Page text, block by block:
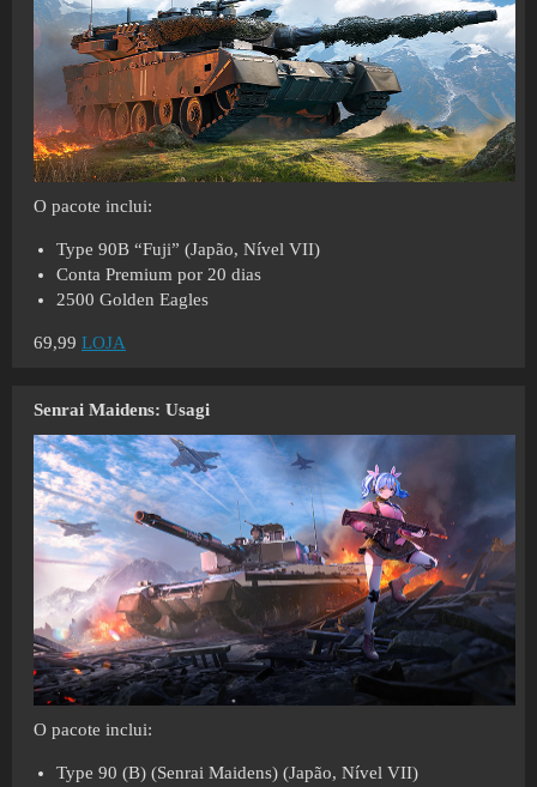
O pacote inclui:
Type 90B “Fuji” (Japão, Nível VII)
Conta Premium por 20 dias
2500 Golden Eagles
69,99 LOJA
Senrai Maidens: Usagi
O pacote inclui:
Type 90 (B) (Senrai Maidens) (Japão, Nível VII)